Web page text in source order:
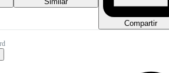
Compartir